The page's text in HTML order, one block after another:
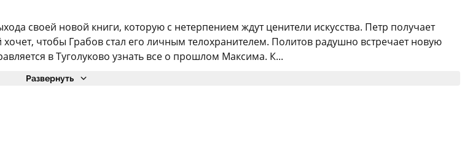
своей новой книги, которую с нетерпением ждут ценители искусства. Петр получает
чтобы Грабов стал его личным телохранителем. Политов радушно встречает новую
в Туголуково узнать все о прошлом Максима. К...
Развернуть